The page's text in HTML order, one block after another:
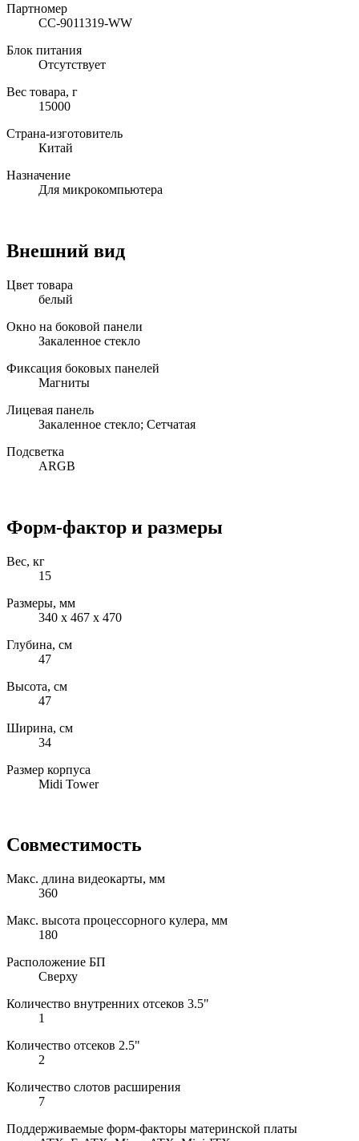
Партномер
CC-9011319-WW
Блок питания
Отсутствует
Вес товара, г
15000
Страна-изготовитель
Китай
Назначение
Для микрокомпьютера
Внешний вид
Цвет товара
белый
Окно на боковой панели
Закаленное стекло
Фиксация боковых панелей
Магниты
Лицевая панель
Закаленное стекло; Сетчатая
Подсветка
ARGB
Форм-фактор и размеры
Вес, кг
15
Размеры, мм
340 x 467 x 470
Глубина, см
47
Высота, см
47
Ширина, см
34
Размер корпуса
Midi Tower
Совместимость
Макс. длина видеокарты, мм
360
Макс. высота процессорного кулера, мм
180
Расположение БП
Сверху
Количество внутренних отсеков 3.5"
1
Количество отсеков 2.5"
2
Количество слотов расширения
7
Поддерживаемые форм-факторы материнской платы